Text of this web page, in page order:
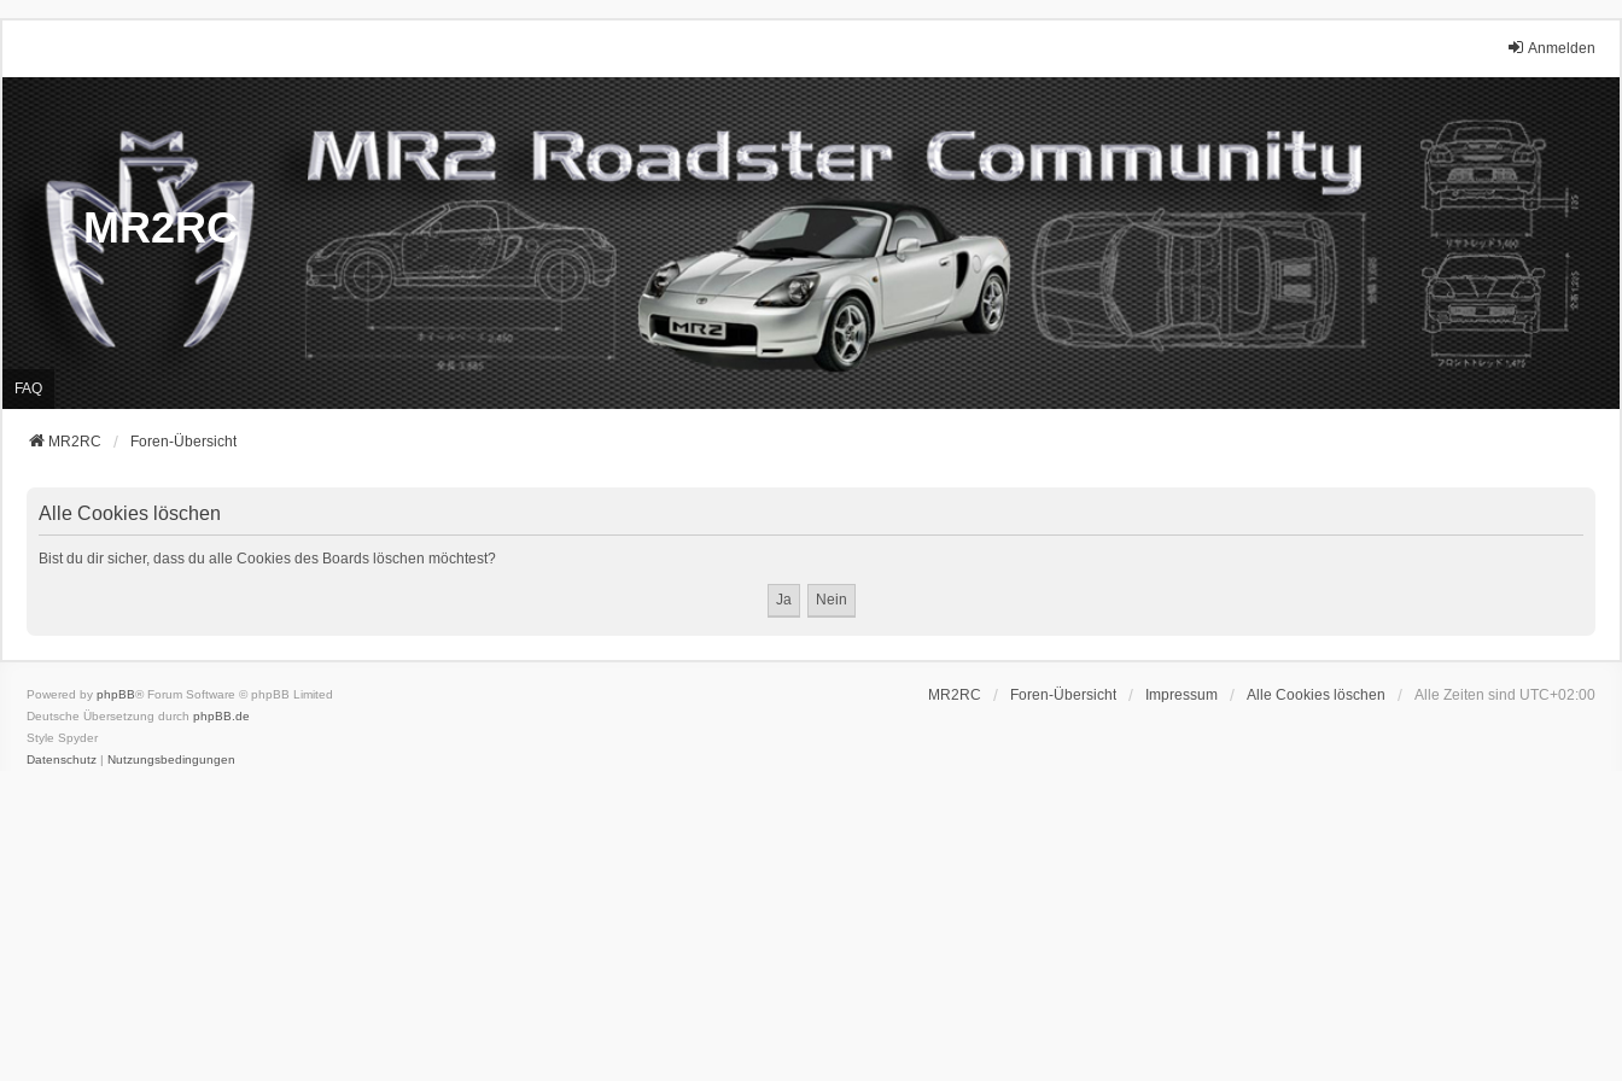
Anmelden
MR2RC
FAQ
MR2RC Foren-Übersicht
Alle Cookies löschen
Bist du dir sicher, dass du alle Cookies des Boards löschen möchtest?
MR2RC Foren-Übersicht Impressum Alle Cookies löschen Alle Zeiten sind UTC+02:00
Powered by phpBB® Forum Software © phpBB Limited
Deutsche Übersetzung durch phpBB.de
Style Spyder
Datenschutz | Nutzungsbedingungen